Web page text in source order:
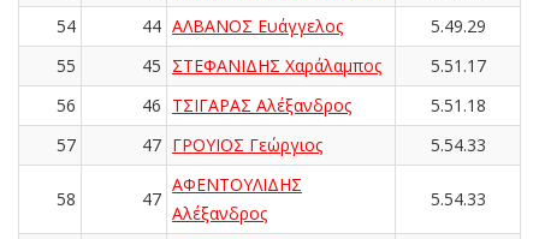
54
44 ΑΛΒΑΝΟΣ Ευάγγελος
5.49.29
55
45 ΣΤΕΦΑΝΙΔΗΣ Χαράλαμπος
5.51.17
56
46 ΤΣΙΓΑΡΑΣ Αλέξανδρος
5.51.18
57
47 ΓΡΟΥΙΟΣ Γεώργιος 5.54.33
58 47
ΑΦΕΝΤΟΥΛΙΔΗΣ
Αλέξανδρος
5.54.33